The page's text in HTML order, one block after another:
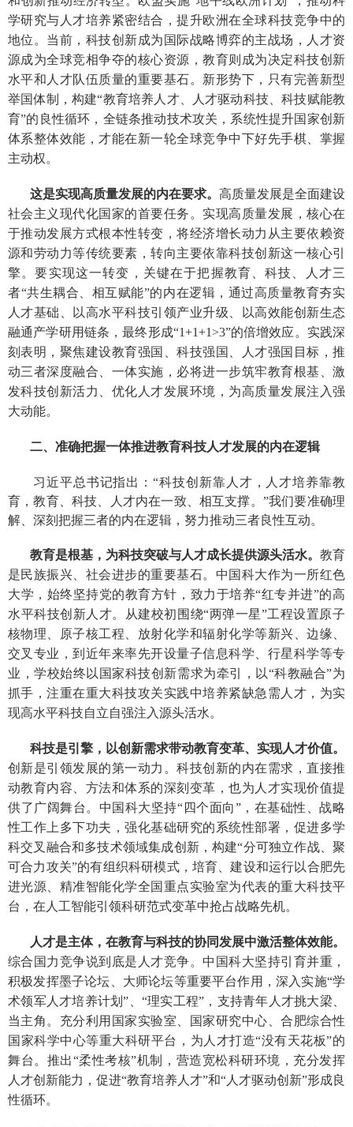
学研究与人才培养紧密结合，提升欧洲在全球科技竞争中的
地位。当前，科技创新成为国际战略博弈的主战场，人才资
源成为全球竞相争夺的核心资源，教育则成为决定科技创新
水平和人才队伍质量的重要基石。新形势下，只有完善新型
举国体制，构建“教育培养人才、人才驱动科技、科技赋能教
育”的良性循环，全链条推动技术攻关，系统性提升国家创新
体系整体效能，才能在新一轮全球竞争中下好先手棋、掌握
主动权。
这是实现高质量发展的内在要求。 高质量发展是全面建设
社会主义现代化国家的首要任务。实现高质量发展，核心在
于推动发展方式根本性转变，将经济增长动力从主要依赖资
源和劳动力等传统要素，转向主要依靠科技创新这一核心引
擎。要实现这一转变，关键在于把握教育、科技、人才三
者“共生耦合、相互赋能”的内在逻辑，通过高质量教育夯实
人才基础、以高水平科技引领产业升级、以高效能创新生态
融通产学研用链条，最终形成“1+1+1>3”的倍增效应。实践深
刻表明，聚焦建设教育强国、科技强国、人才强国目标，推
动三者深度融合、一体实施，必将进一步筑牢教育根基、激
发科技创新活力、优化人才发展环境，为高质量发展注入强
大动能。
二、准确把握一体推进教育科技人才发展的内在逻辑
习近平总书记指出：“科技创新靠人才，人才培养靠教
育，教育、科技、人才内在一致、相互支撑。”我们要准确理
解、深刻把握三者的内在逻辑，努力推动三者良性互动。
教育是根基，为科技突破与人才成长提供源头活水。 教育
是民族振兴、社会进步的重要基石。中国科大作为一所红色
大学，始终坚持党的教育方针，致力于培养“红专并进”的高
水平科技创新人才。从建校初围绕“两弹一星”工程设置原子
核物理、原子核工程、放射化学和辐射化学等新兴、边缘、
交叉专业，到近年来率先开设量子信息科学、行星科学等专
业，学校始终以国家科技创新需求为牵引，以“科教融合”为
抓手，注重在重大科技攻关实践中培养紧缺急需人才，为实
现高水平科技自立自强注入源头活水。
科技是引擎，以创新需求带动教育变革、实现人才价值。
创新是引领发展的第一动力。科技创新的内在需求，直接推
动教育内容、方法和体系的深刻变革，也为人才实现价值提
供了广阔舞台。中国科大坚持“四个面向”，在基础性、战略
性工作上多下功夫，强化基础研究的系统性部署，促进多学
科交叉融合和多技术领域集成创新，构建“分可独立作战、聚
可合力攻关”的有组织科研模式，培育、建设和运行以合肥先
进光源、精准智能化学全国重点实验室为代表的重大科技平
台，在人工智能引领科研范式变革中抢占战略先机。
人才是主体，在教育与科技的协同发展中激活整体效能。
综合国力竞争说到底是人才竞争。中国科大坚持引育并重，
积极发挥墨子论坛、大师论坛等重要平台作用，深入实施“学
术领军人才培养计划”、“理实工程”，支持青年人才挑大梁、
当主角。充分利用国家实验室、国家研究中心、合肥综合性
国家科学中心等重大科研平台，为人才打造“没有天花板”的
舞台。推出“柔性考核”机制，营造宽松科研环境，充分发挥
人才创新能力，促进“教育培养人才”和“人才驱动创新”形成良
性循环。